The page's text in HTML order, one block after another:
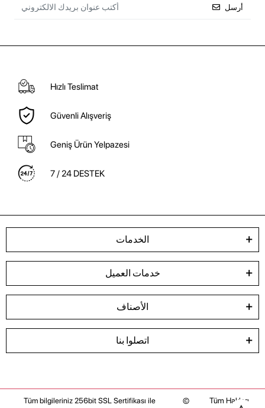
أرسل
Hızlı Teslimat
Güvenli Alışveriş
Geniş Ürün Yelpazesi
7 / 24 DESTEK
الخدمات
خدمات العميل
الأصناف
اتصلوا بنا
Tüm bilgileriniz 256bit SSL Sertifikası ile
©
Tüm Hakları